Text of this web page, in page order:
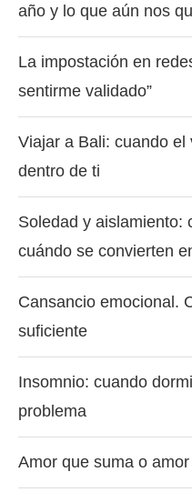
año y lo que aún nos
La impostación en
sentirme validado”
Viajar a Bali: cuando
dentro de ti
Soledad y aislamiento:
cuándo se convierten
Cansancio emocional.
suficiente
Insomnio: cuando
problema
Amor que suma o